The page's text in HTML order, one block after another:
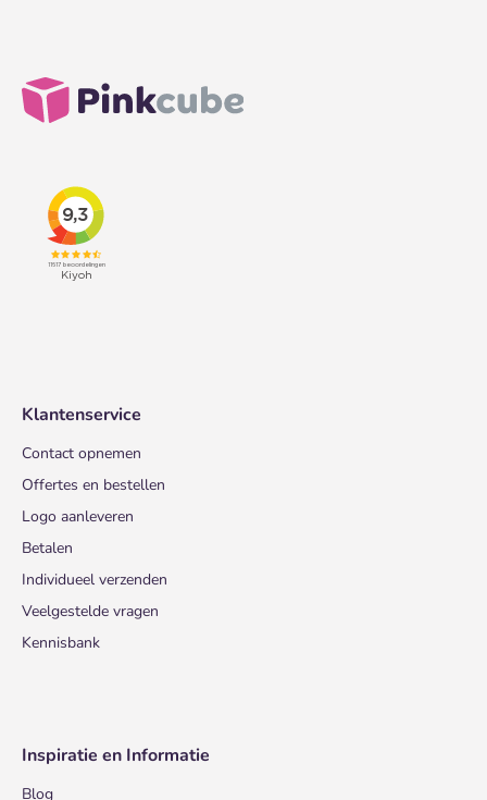
Klantenservice
Contact opnemen
Offertes en bestellen
Logo aanleveren
Betalen
Individueel verzenden
Veelgestelde vragen
Kennisbank
Inspiratie en Informatie
Blog